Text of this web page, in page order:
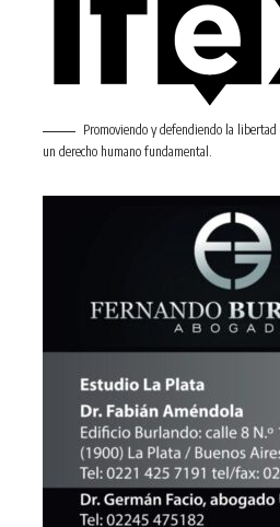
Promoviendo y defendiendo la libertad
un derecho humano fundamental.